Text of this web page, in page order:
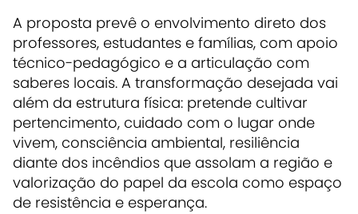
A proposta prevê o envolvimento direto dos
professores, estudantes e famílias, com apoio
técnico-pedagógico e a articulação com
saberes locais. A transformação desejada vai
além da estrutura física: pretende cultivar
pertencimento, cuidado com o lugar onde
vivem, consciência ambiental, resiliência
diante dos incêndios que assolam a região e
valorização do papel da escola como espaço
de resistência e esperança.